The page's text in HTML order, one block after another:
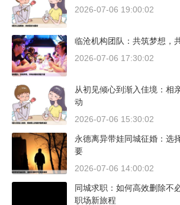
2026-07-06 19:00:02
临沧机构团队：共筑梦想，
2026-07-06 17:30:02
从初见倾心到渐入佳境：相
动
2026-07-06 15:30:02
永德离异带娃同城征婚：选
要
2026-07-06 14:00:02
同城求职：如何高效删除不
职场新旅程